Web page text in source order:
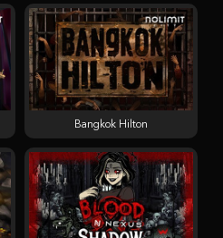
Bangkok Hilton